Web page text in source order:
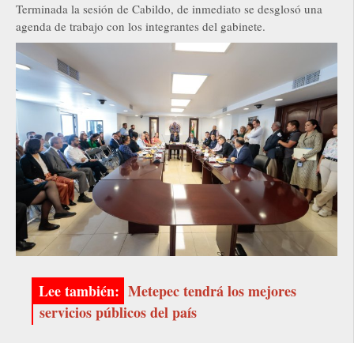
Terminada la sesión de Cabildo, de inmediato se desglosó una
agenda de trabajo con los integrantes del gabinete.
Metepec tendrá los mejores
servicios públicos del país